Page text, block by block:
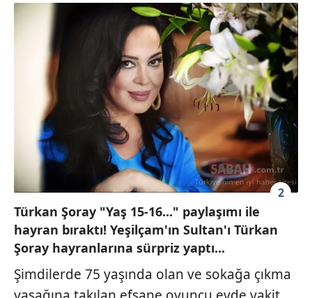
2
Türkan Şoray "Yaş 15-16..." paylaşımı ile
hayran bıraktı! Yeşilçam'ın Sultan'ı Türkan
Şoray hayranlarına sürpriz yaptı...
Şimdilerde 75 yaşında olan ve sokağa çıkma